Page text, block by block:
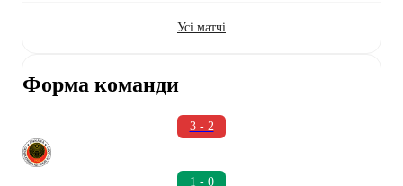
Усі матчі
Форма команди
3 - 2
1 - 0